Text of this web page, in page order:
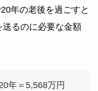
年の老後を過ごすと
るのに必要な金額
年＝5,568万円